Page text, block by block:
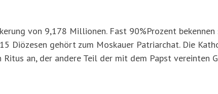
von 9,178 Millionen. Fast 90%Prozent
Diözesen gehört zum Moskauer Patriarchat. Die
an, der andere Teil der mit dem Papst vereinten